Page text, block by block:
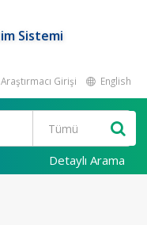
Sistemi
Araştırmacı Girişi English
Detaylı Arama